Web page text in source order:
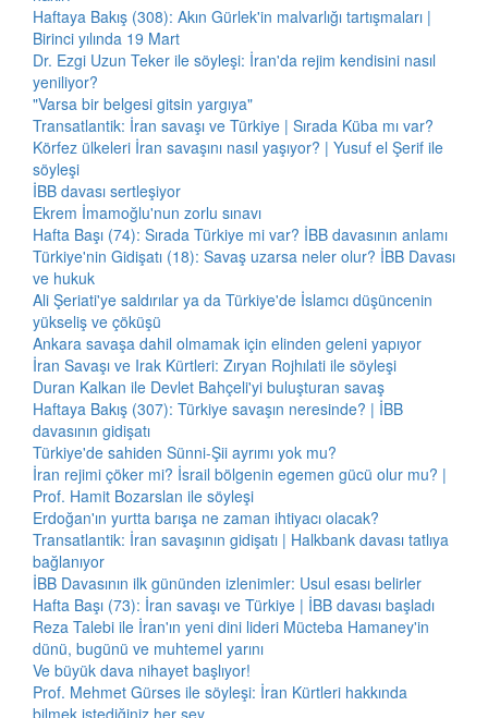
Haftaya Bakış (308): Akın Gürlek'in malvarlığı tartışmaları |
Birinci yılında 19 Mart
Dr. Ezgi Uzun Teker ile söyleşi: İran'da rejim kendisini nasıl
yeniliyor?
"Varsa bir belgesi gitsin yargıya"
Transatlantik: İran savaşı ve Türkiye | Sırada Küba mı var?
Körfez ülkeleri İran savaşını nasıl yaşıyor? | Yusuf el Şerif ile
söyleşi
İBB davası sertleşiyor
Ekrem İmamoğlu'nun zorlu sınavı
Hafta Başı (74): Sırada Türkiye mi var? İBB davasının anlamı
Türkiye'nin Gidişatı (18): Savaş uzarsa neler olur? İBB Davası
ve hukuk
Ali Şeriati'ye saldırılar ya da Türkiye'de İslamcı düşüncenin
yükseliş ve çöküşü
Ankara savaşa dahil olmamak için elinden geleni yapıyor
İran Savaşı ve Irak Kürtleri: Zıryan Rojhılati ile söyleşi
Duran Kalkan ile Devlet Bahçeli'yi buluşturan savaş
Haftaya Bakış (307): Türkiye savaşın neresinde? | İBB
davasının gidişatı
Türkiye'de sahiden Sünni-Şii ayrımı yok mu?
İran rejimi çöker mi? İsrail bölgenin egemen gücü olur mu? |
Prof. Hamit Bozarslan ile söyleşi
Erdoğan'ın yurtta barışa ne zaman ihtiyacı olacak?
Transatlantik: İran savaşının gidişatı | Halkbank davası tatlıya
bağlanıyor
İBB Davasının ilk gününden izlenimler: Usul esası belirler
Hafta Başı (73): İran savaşı ve Türkiye | İBB davası başladı
Reza Talebi ile İran'ın yeni dini lideri Mücteba Hamaney'in
dünü, bugünü ve muhtemel yarını
Ve büyük dava nihayet başlıyor!
Prof. Mehmet Gürses ile söyleşi: İran Kürtleri hakkında
bilmek istediğiniz her şey